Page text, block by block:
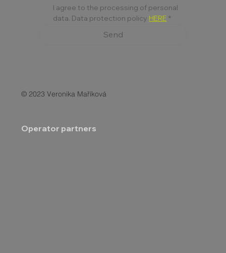
I agree to the processing of personal
data. Data protection policy HERE *
Send
© 2023 Veronika Maříková
Operator partners